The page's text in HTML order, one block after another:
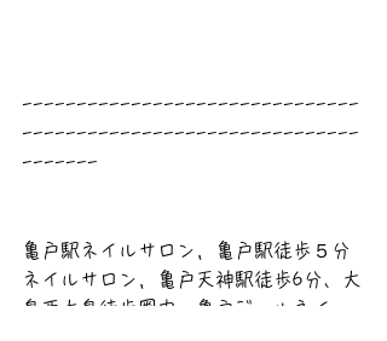
-------------------------------
-------------------------------
-------
亀戸駅ネイルサロン，亀戸駅徒歩５分
ネイルサロン，亀戸天神駅徒歩6分、大
島西大島徒歩圏内、亀戸ジェルネイ